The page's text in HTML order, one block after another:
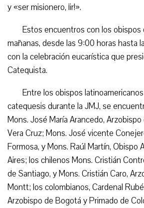
y «ser misionero, ¡ir!».
Estos encuentros con los obispos
mañanas, desde las 9:00 horas hasta
con la celebración eucarística que
Catequista.
Entre los obispos
catequesis durante la JMJ, se
Mons. José María Arancedo,
Vera Cruz; Mons. José vicente
Formosa, y Mons. Raúl Martín, Obispo
Aires; los chilenos Mons. Cristián
de Santiago, y Mons. Cristián Caro,
Montt; los colombianos, Cardenal
Arzobispo de Bogotá y Primado de